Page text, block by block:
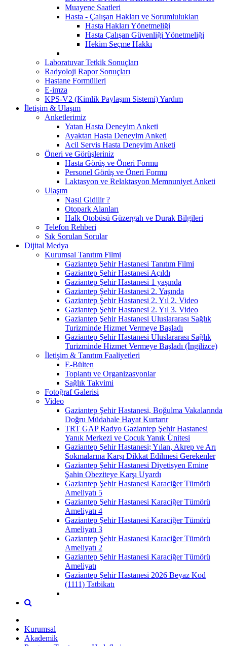
Muayene Saatleri
Hasta - Çalışan Hakları ve Sorumlulukları
Hasta Hakları Yönetmeliği
Hasta Çalışan Güvenliği Yönetmeliği
Hekim Seçme Hakkı
Laboratuvar Tetkik Sonuçları
Radyoloji Rapor Sonuçları
Hastane Formülleri
E-imza
KPS-V2 (Kimlik Paylaşım Sistemi) Yardım
İletişim & Ulaşım
Anketlerimiz
Yatan Hasta Deneyim Anketi
Ayaktan Hasta Deneyim Anketi
Acil Servis Hasta Deneyim Anketi
Öneri ve Görüşleriniz
Hasta Görüş ve Öneri Formu
Personel Görüş ve Öneri Formu
Laktasyon ve Relaktasyon Memnuniyet Anketi
Ulaşım
Nasıl Gidilir ?
Otopark Alanları
Halk Otobüsü Güzergah ve Durak Bilgileri
Telefon Rehberi
Sık Sorulan Sorular
Dijital Medya
Kurumsal Tanıtım Filmi
Gaziantep Şehir Hastanesi Tanıtım Filmi
Gaziantep Şehir Hastanesi Açıldı
Gaziantep Şehir Hastanesi 1 yaşında
Gaziantep Şehir Hastanesi 2. Yaşında
Gaziantep Şehir Hastanesi 2. Yıl 2. Video
Gaziantep Şehir Hastanesi 2. Yıl 3. Video
Gaziantep Şehir Hastanesi Uluslararası Sağlık
Turizminde Hizmet Vermeye Başladı
Gaziantep Şehir Hastanesi Uluslararası Sağlık
Turizminde Hizmet Vermeye Başladı (İngilizce)
İletişim & Tanıtım Faaliyetleri
E-Bülten
Toplantı ve Organizasyonlar
Sağlık Takvimi
Fotoğraf Galerisi
Video
Gaziantep Şehir Hastanesi, Boğulma Vakalarında
Doğru Müdahale Hayat Kurtarır
TRT GAP Radyo Gaziantep Şehir Hastanesi
Yanık Merkezi ve Çocuk Yanık Ünitesi
Gaziantep Şehir Hastanesi; Yılan, Akrep ve Arı
Sokmalarına Karşı Dikkat Edilmesi Gerekenler
Gaziantep Şehir Hastanesi Diyetisyen Emine
Şahin Obeziteye Karşı Uyardı
Gaziantep Şehir Hastanesi Karaciğer Tümörü
Ameliyatı 5
Gaziantep Şehir Hastanesi Karaciğer Tümörü
Ameliyatı 4
Gaziantep Şehir Hastanesi Karaciğer Tümörü
Ameliyatı 3
Gaziantep Şehir Hastanesi Karaciğer Tümörü
Ameliyatı 2
Gaziantep Şehir Hastanesi Karaciğer Tümörü
Ameliyatı
Gaziantep Şehir Hastanesi 2026 Beyaz Kod
(1111) Tatbikatı
Kurumsal
Akademik